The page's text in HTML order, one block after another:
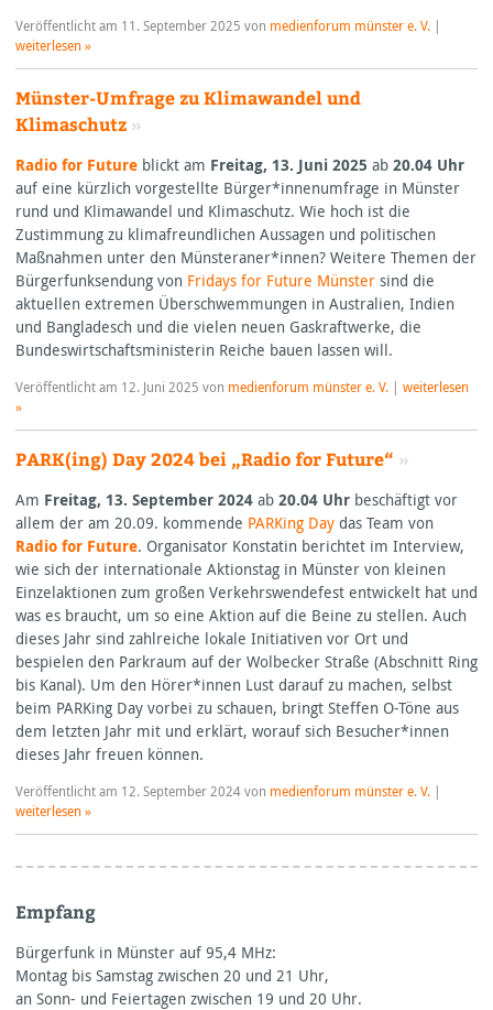
Veröffentlicht am 11. September 2025 von medienforum münster e. V. |
weiterlesen »
Münster-Umfrage zu Klimawandel und
Klimaschutz »
Radio for Future blickt am Freitag, 13. Juni 2025 ab 20.04 Uhr
auf eine kürzlich vorgestellte Bürger*innenumfrage in Münster
rund und Klimawandel und Klimaschutz. Wie hoch ist die
Zustimmung zu klimafreundlichen Aussagen und politischen
Maßnahmen unter den Münsteraner*innen? Weitere Themen der
Bürgerfunksendung von Fridays for Future Münster sind die
aktuellen extremen Überschwemmungen in Australien, Indien
und Bangladesch und die vielen neuen Gaskraftwerke, die
Bundeswirtschaftsministerin Reiche bauen lassen will.
Veröffentlicht am 12. Juni 2025 von medienforum münster e. V. | weiterlesen
»
PARK(ing) Day 2024 bei „Radio for Future“ »
Am Freitag, 13. September 2024 ab 20.04 Uhr beschäftigt vor
allem der am 20.09. kommende PARKing Day das Team von
Radio for Future. Organisator Konstatin berichtet im Interview,
wie sich der internationale Aktionstag in Münster von kleinen
Einzelaktionen zum großen Verkehrswendefest entwickelt hat und
was es braucht, um so eine Aktion auf die Beine zu stellen. Auch
dieses Jahr sind zahlreiche lokale Initiativen vor Ort und
bespielen den Parkraum auf der Wolbecker Straße (Abschnitt Ring
bis Kanal). Um den Hörer*innen Lust darauf zu machen, selbst
beim PARKing Day vorbei zu schauen, bringt Steffen O-Töne aus
dem letzten Jahr mit und erklärt, worauf sich Besucher*innen
dieses Jahr freuen können.
Veröffentlicht am 12. September 2024von medienforum münster e. V. |
weiterlesen »
Empfang
Bürgerfunk in Münster auf 95,4 MHz:
Montag bis Samstag zwischen 20 und 21 Uhr,
an Sonn- und Feiertagen zwischen 19 und 20 Uhr.